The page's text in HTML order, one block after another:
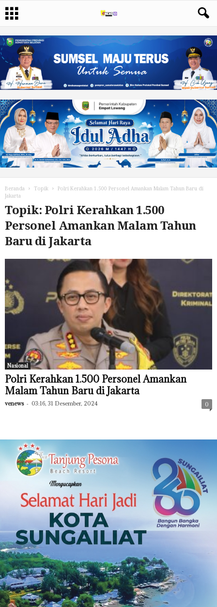
Beranda Topik
Polri Kerahkan 1.500 Personel Amankan Malam Tahun Baru di
Jakarta
Topik: Polri Kerahkan 1.500
Personel Amankan Malam Tahun
Baru di Jakarta
Nasional
Polri Kerahkan 1.500 Personel Amankan
Malam Tahun Baru di Jakarta
venews - 03:16, 31 Desember, 2024 0